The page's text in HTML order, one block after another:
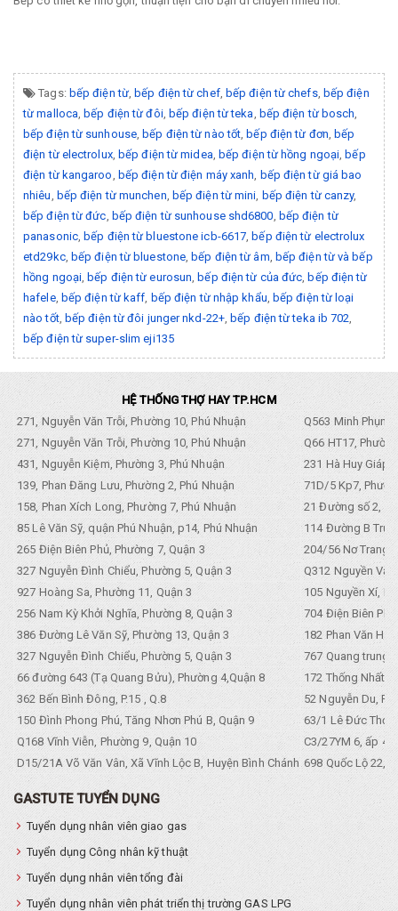
Tags: bếp điện từ, bếp điện từ chef, bếp điện từ chefs, bếp điện
từ malloca, bếp điện từ đôi, bếp điện từ teka, bếp điện từ bosch,
bếp điện từ sunhouse, bếp điện từ nào tốt, bếp điện từ đơn, bếp
điện từ electrolux, bếp điện từ midea, bếp điện từ hồng ngoại, bếp
điện từ kangaroo, bếp điện từ điện máy xanh, bếp điện từ giá bao
nhiêu, bếp điện từ munchen, bếp điện từ mini, bếp điện từ canzy,
bếp điện từ đức, bếp điện từ sunhouse shd6800, bếp điện từ
panasonic, bếp điện từ bluestone icb-6617, bếp điện từ electrolux
etd29kc, bếp điện từ bluestone, bếp điện từ âm, bếp điện từ và bếp
hồng ngoại, bếp điện từ eurosun, bếp điện từ của đức, bếp điện từ
hafele, bếp điện từ kaff, bếp điện từ nhập khẩu, bếp điện từ loại
nào tốt, bếp điện từ đôi junger nkd-22+, bếp điện từ teka ib 702,
bếp điện từ super-slim eji135
HỆ THỐNG THỢ HAY TP.HCM
271, Nguyễn Văn Trỗi, Phường 10, Phú Nhuận
Q563 Minh
271, Nguyễn Văn Trỗi, Phường 10, Phú Nhuận
Q66 HT17,
431, Nguyễn Kiệm, Phường 3, Phú Nhuận
231 Hà Huy Giáp,
139, Phan Đăng Lưu, Phường 2, Phú Nhuận
71D/5 Kp7,
158, Phan Xích Long, Phường 7, Phú Nhuận
21 Đường số 2,
85 Lê Văn Sỹ, quận Phú Nhuận, p14, Phú Nhuận
114 Đường B
265 Điện Biên Phủ, Phường 7, Quận 3
204/56 Nơ Trang
327 Nguyễn Đình Chiểu, Phường 5, Quận 3
Q312 Nguyền
927 Hoàng Sa, Phường 11, Quận 3
105 Nguyền Xí,
256 Nam Kỳ Khởi Nghĩa, Phường 8, Quận 3
704 Điện Biên
386 Đường Lê Văn Sỹ, Phường 13, Quận 3
182 Phan Văn
327 Nguyễn Đình Chiểu, Phường 5, Quận 3
767 Quang trung,
66 đường 643 (Tạ Quang Bửu), Phường 4,Quận 8
172 Thống Nhất.
362 Bến Bình Đông, P.15 , Q.8
52 Nguyễn Du,
150 Đình Phong Phú, Tăng Nhơn Phú B, Quận 9
63/1 Lê Đức Thọ,
Q168 Vĩnh Viễn, Phường 9, Quận 10
C3/27YM 6, ấp 4,
D15/21A Võ Văn Vân, Xã Vĩnh Lộc B, Huyện Bình Chánh 698 Quốc Lộ 22,
GASTUTE TUYỂN DỤNG
Tuyển dụng nhân viên giao gas
Tuyển dụng Công nhân kỹ thuật
Tuyển dụng nhân viên tổng đài
Tuyển dụng nhân viên phát triển thị trường GAS LPG